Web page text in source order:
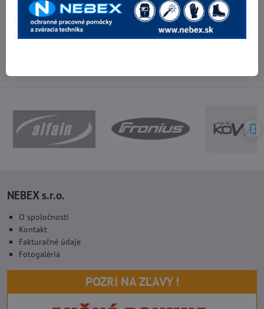
E-mail
info@nebex.sk
Otváracie hodiny
NEBEX s.r.o.
O spoločnosti
Kontakt
Fakturačné údaje
Fotogaléria
POZRI NA ZĽAVY !